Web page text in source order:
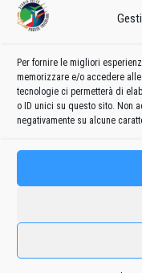
Per fornire le migliori
memorizzare e/o accedere
tecnologie ci permetterà di
o ID unici su questo sito. Non
negativamente su alcune
Sito web
COMMENTI SUL
Questo sito utilizza
elaborati i dati derivati dai